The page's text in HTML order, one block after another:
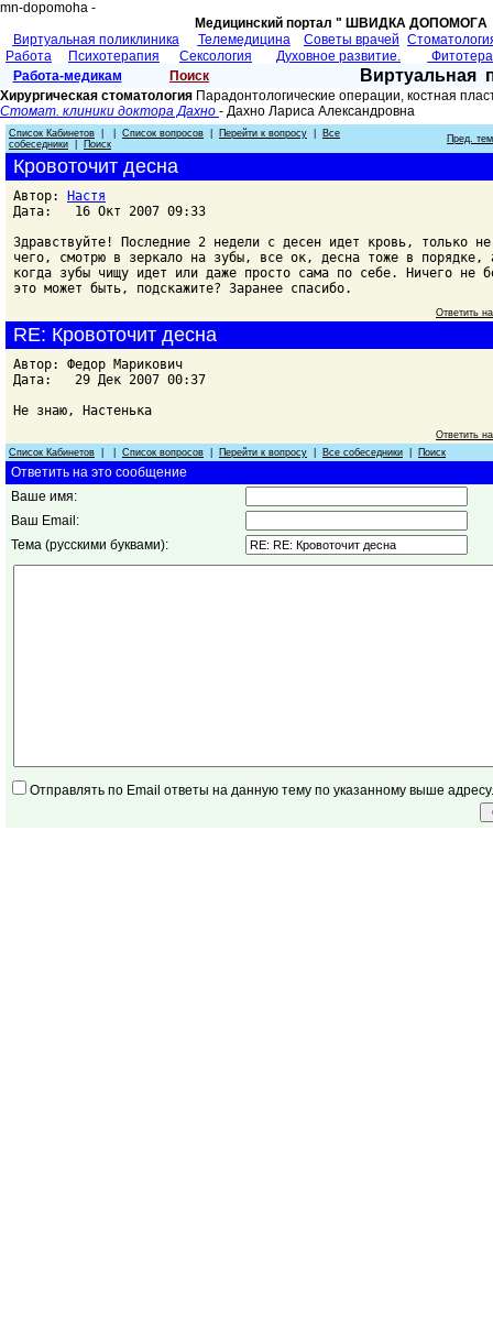
mn-dopomoha -
Медицинский портал " ШВИДКА
Виртуальная поликлиника
Телемедицина Советы врачей
Работа
Психотерапия Сексология Духовное развитие.
Работа-медикам
Поиск Виртуальная
Хирургическая стоматология Парадонтологические операции, костная
Стомат. клиники доктора Дахно - Дахно Лариса Александровна
Список Кабинетов Список вопросов Перейти к вопросу
Все
собеседники
Поиск Пред.
Кровоточит десна
Автор:
Настя
Дата: 16 Окт 2007 09:33
Здравствуйте! Последние 2 недели с десен идет кровь, только
чего, смотрю в зеркало на зубы, все ок, десна тоже в порядке,
когда зубы чищу идет или даже просто сама по себе. Ничего не
это может быть, подскажите? Заранее спасибо.
Ответить
RE: Кровоточит десна
Автор: Федор Марикович
Дата: 29 Дек 2007 00:37
Не знаю, Настенька
Ответить
Список Кабинетов
Список вопросов Перейти к вопросу Все собеседники Поиск
Ответить на это сообщение
Ваше имя:
Ваш Email:
Тема (русскими буквами):
Отправлять по Email ответы на данную тему по указанному выше адресу.